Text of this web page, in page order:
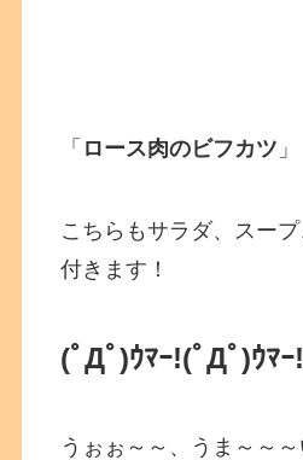
「 ロース肉のビフカツ
こちらもサラダ、スー
付きます！
(ﾟДﾟ)ｳﾏｰ!(ﾟДﾟ)ｳﾏｰ!
うぉぉ～～、うま～～～